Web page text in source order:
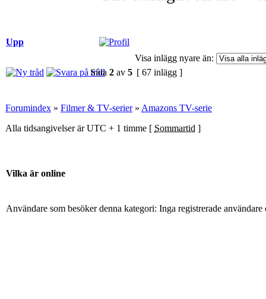
Upp
Visa inlägg nyare än:
Sida 2 av 5 [ 67 inlägg ]
Forumindex » Filmer & TV-serier» Amazons TV-serie
Alla tidsangivelser är UTC + 1 timme [ Sommartid ]
Vilka är online
Användare som besöker denna kategori: Inga registrerade användare